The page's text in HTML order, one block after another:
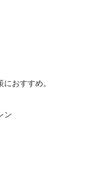
におすすめ。
ン